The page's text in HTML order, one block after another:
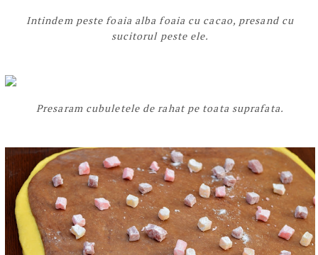
Intindem peste foaia alba foaia cu cacao, presand cu
sucitorul peste ele.
Presaram cubuletele de rahat pe toata suprafata.